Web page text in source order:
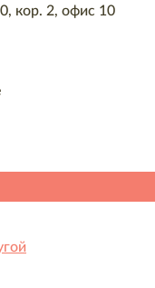
кор. 2, офис 10